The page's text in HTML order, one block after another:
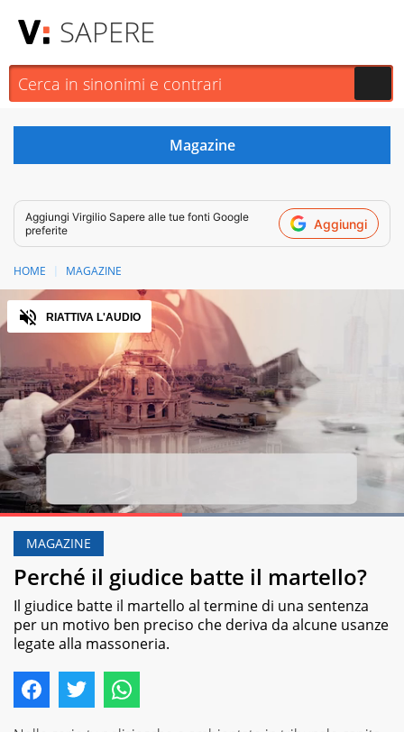
SAPERE
Aggiungi Virgilio Sapere alle tue fonti Google
preferite
Aggiungi
HOME MAGAZINE
PauseUnmute
Loaded:100.00%
Audio
RIATTIVA L'AUDIO
MAGAZINE
Perché il giudice batte il martello?
Il giudice batte il martello al termine di una sentenza
per un motivo ben preciso che deriva da alcune usanze
legate alla massoneria.